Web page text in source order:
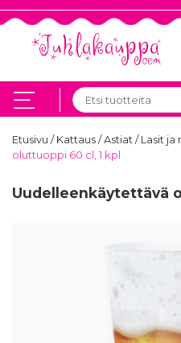
Etusivu /Kattaus/Astiat/Lasit ja
oluttuoppi 60 cl, 1 kpl
Uudelleenkäytettävä